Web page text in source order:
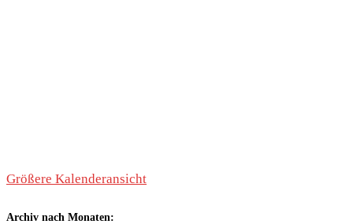
Größere Kalenderansicht
Archiv nach Monaten: